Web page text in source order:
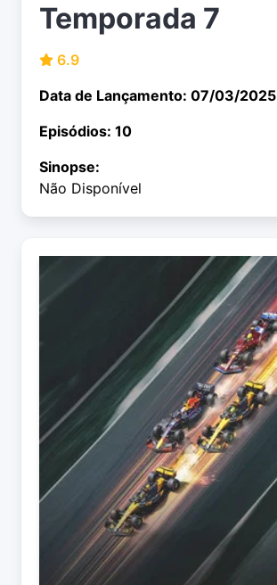
Temporada 7
6.9
Data de Lançamento: 07/03/2025
Episódios: 10
Sinopse:
Não Disponível